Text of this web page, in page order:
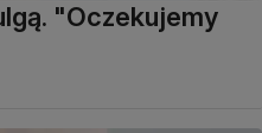
"Oczekujemy